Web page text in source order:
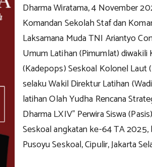
Dharma Wiratama, 4 November
Komandan Sekolah Staf dan
Laksamana Muda TNI Ariantyo
Umum Latihan (Pimumlat)
(Kadepops) Seskoal Kolonel Laut
selaku Wakil Direktur Latihan
latihan Olah Yudha Rencana
Dharma LXIV” Perwira Siswa
Seskoal angkatan ke-64 TA
Pusoyu Seskoal, Cipulir, Jakarta